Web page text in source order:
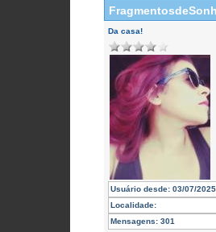
Da casa!
Usuário desde: 03/07/2025
Localidade:
Mensagens: 301